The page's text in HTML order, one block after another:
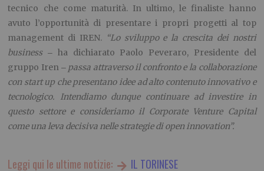
tecnico che come maturità. In ultimo, le finaliste hanno
avuto l’opportunità di presentare i propri progetti al top
management di IREN. “Lo sviluppo e la crescita dei nostri
business – ha dichiarato Paolo Peveraro, Presidente del
gruppo Iren – passa attraverso il confronto e la collaborazione
con start up che presentano idee ad alto contenuto innovativo e
tecnologico. Intendiamo dunque continuare ad investire in
questo settore e consideriamo il Corporate Venture Capital
come una leva decisiva nelle strategie di open innovation”.
Leggi qui le ultime notizie: IL TORINESE